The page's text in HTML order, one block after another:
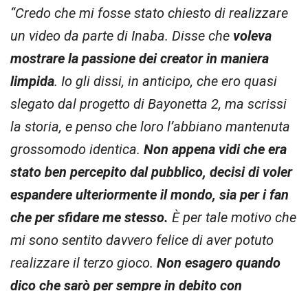
“Credo che mi fosse stato chiesto di realizzare
un video da parte di Inaba. Disse che voleva
mostrare la passione dei creator in maniera
limpida. Io gli dissi, in anticipo, che ero quasi
slegato dal progetto di Bayonetta 2, ma scrissi
la storia, e penso che loro l’abbiano mantenuta
grossomodo identica. Non appena vidi che era
stato ben percepito dal pubblico, decisi di voler
espandere ulteriormente il mondo, sia per i fan
che per sfidare me stesso. È per tale motivo che
mi sono sentito davvero felice di aver potuto
realizzare il terzo gioco. Non esagero quando
dico che sarò per sempre in debito con